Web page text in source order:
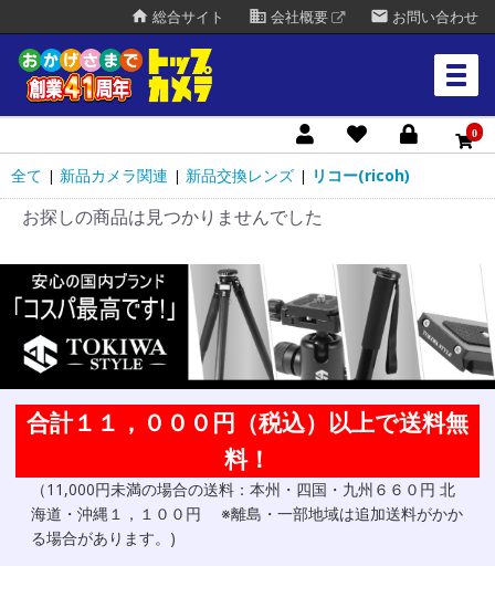
home 総合サイト business 会社概要 mail お問い合わせ
0
全て | 新品カメラ関連 | 新品交換レンズ | リコー(ricoh)
お探しの商品は見つかりませんでした
合計１１，０００円（税込）以上で送料無
料！
（11,000円未満の場合の送料：本州・四国・九州６６０円 北
海道・沖縄１，１００円 ※離島・一部地域は追加送料がかか
る場合があります。)